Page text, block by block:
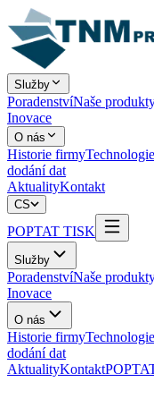
Služby
PoradenstvíNaše
Inovace
O nás
Historie firmyTechnologie
dodání dat
AktualityKontakt
CS
POPTAT TISK
Služby
PoradenstvíNaše
Inovace
O nás
Historie firmyTechnologie
dodání dat
AktualityKontakt